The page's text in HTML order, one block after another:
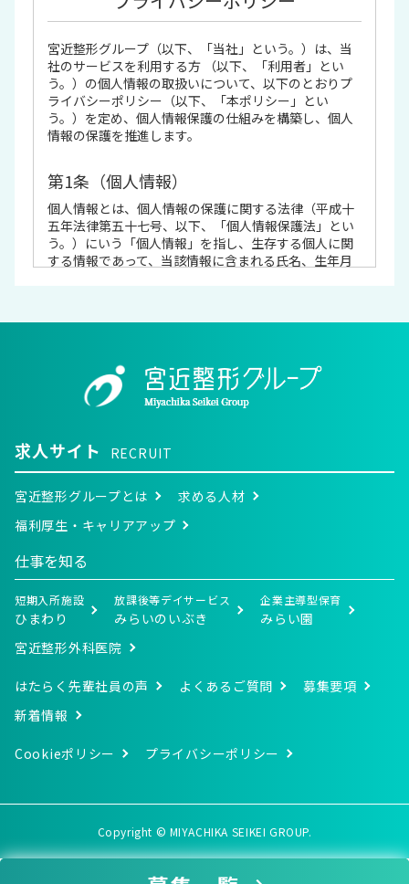
宮近整形グループ（以下、「当社」という。）は、当
社のサービスを利用する方 （以下、「利用者」とい
う。）の個人情報の取扱いについて、以下のとおりプ
ライバシーポリシー（以下、「本ポリシー」とい
う。）を定め、個人情報保護の仕組みを構築し、個人
情報の保護を推進します。
第1条（個人情報）
個人情報とは、個人情報の保護に関する法律（平成十
五年法律第五十七号、以下、「個人情報保護法」とい
う。）にいう「個人情報」を指し、生存する個人に関
する情報であって、当該情報に含まれる氏名、生年月
当社は、以下の目的に必要な範囲で、利用者の個人情
報を取得し、これを利用します。
当社サービスの提供・運営のため
人確認を行うことを含む）
ユーザーが利用中のサービスの新機能、更新情
ビスの案内のメールを送付するため
メンテナンス、重要なお知らせなど必要に応じた
ご連絡のため
的でサービスを利用しようとするユーザーの特定
をし、ご利用をお断りするため
ユーザーにご自身の登録情報の閲覧や変更、削
除、ご利用状況の閲覧を行っていただくため
求するため
第3条（個人情報の管理と保護）
個人情報の管理は、厳重に行うこととし、法令に別段
の定めがある場合を除き、利用者の同意がない限り、
リスクに対する予防並びに是正に関する対策を講じま
す。
求人サイト RECRUIT
宮近整形グループとは
求める人材
福利厚生・キャリアアップ
仕事を知る
短期入所施設
ひまわり
放課後等デイサービス
みらいのいぶき
企業主導型保育
みらい園
宮近整形外科医院
はたらく先輩社員の声 よくあるご質問
募集要項
新着情報
Cookieポリシー プライバシーポリシー
Copyright © MIYACHIKA SEIKEI GROUP.